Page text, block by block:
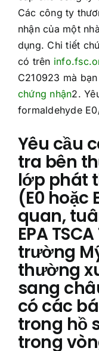
Các công ty
nhận của một
dụng. Chi tiết
có trên
C210923 mà
chứng nhận2.
formaldehyde
Yêu cầu
tra bên
lớp phát
(E0 hoặc
quan,
EPA
trường
thường
sang
có các
trong hồ
trong